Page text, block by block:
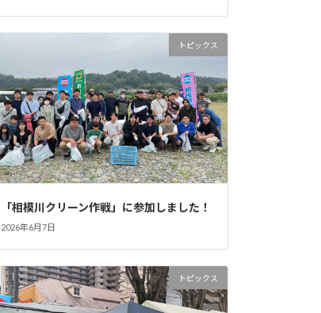
トピックス
「相模川クリーン作戦」に参加しました！
2026年6月7日
トピックス